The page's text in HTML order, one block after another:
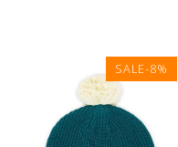
SALE-8%